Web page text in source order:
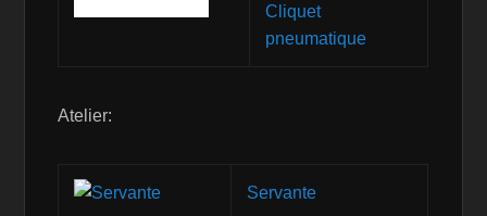
Cliquet
pneumatique
Atelier:
Servante